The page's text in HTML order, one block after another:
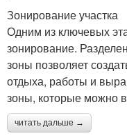
Зонирование участка
Одним из ключевых
зонирование.
зоны позволяет
отдыха, работы и
зоны, которые можно
читать дальше →